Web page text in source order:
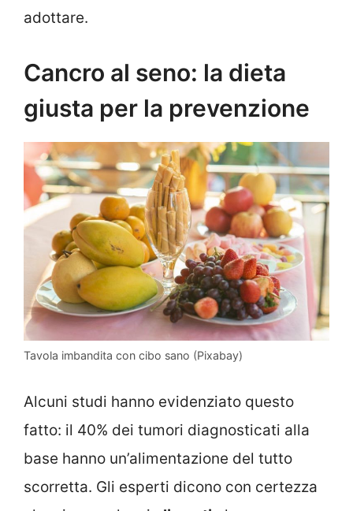
adottare.
Cancro al seno: la dieta
giusta per la prevenzione
Tavola imbandita con cibo sano (Pixabay)
Alcuni studi hanno evidenziato questo
fatto: il 40% dei tumori diagnosticati alla
base hanno un’alimentazione del tutto
scorretta. Gli esperti dicono con certezza